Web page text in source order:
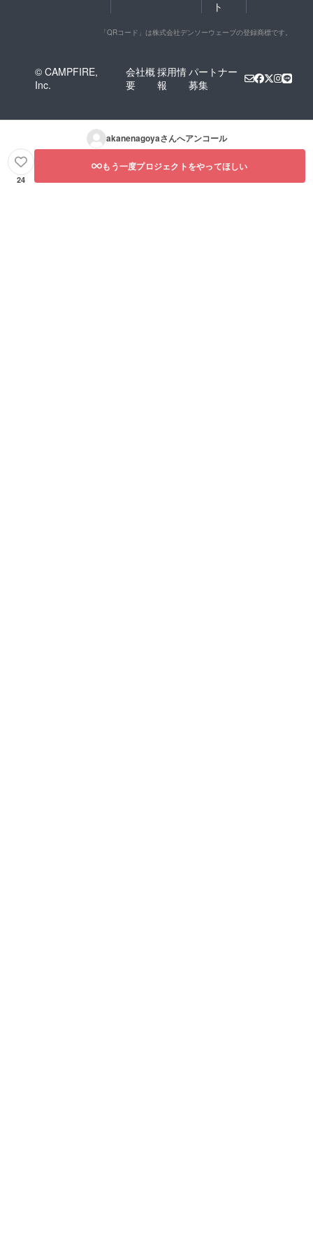
ト
「QRコード」は株式会社デンソーウェーブの登録商標です。
© CAMPFIRE,
Inc.
会社概
要
採用情
報
パートナー
募集
akanenagoyaさんへアンコール
24
もう一度プロジェクトをやってほしい